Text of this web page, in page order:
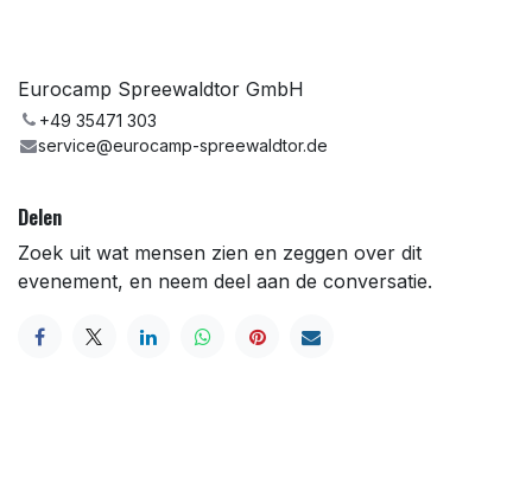
Eurocamp Spreewaldtor GmbH
+49 35471 303
service@eurocamp-spreewaldtor.de
Delen
Zoek uit wat mensen zien en zeggen over dit
evenement, en neem deel aan de conversatie.